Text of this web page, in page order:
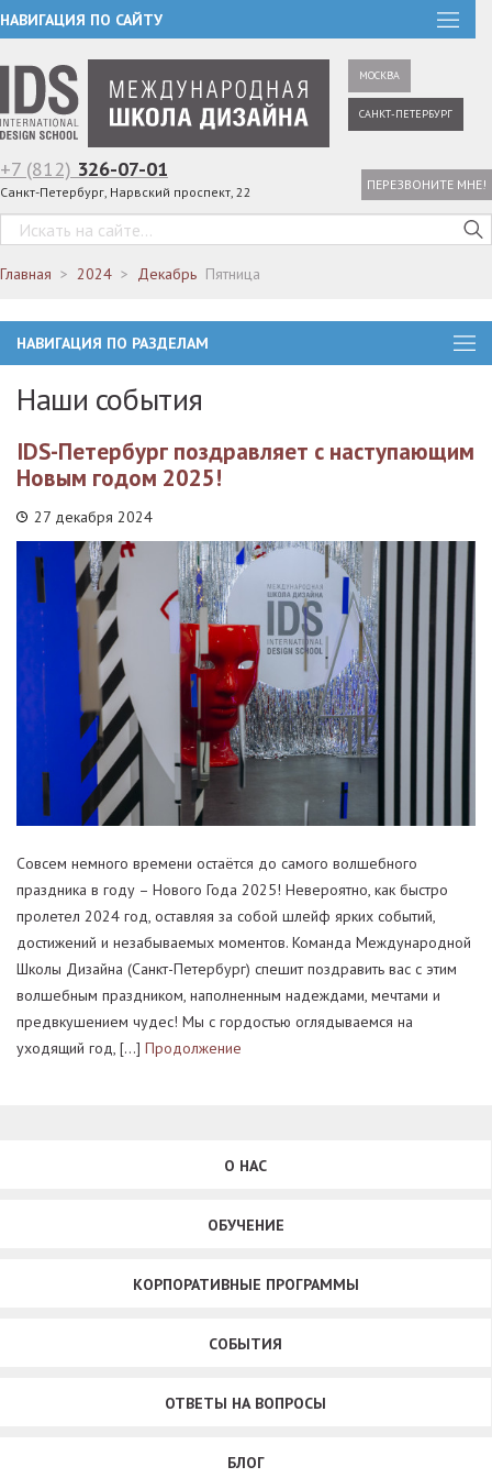
НАВИГАЦИЯ ПО САЙТУ
МОСКВА
САНКТ-ПЕТЕРБУРГ
+7 (812) 326-07-01
Санкт-Петербург, Нарвский проспект, 22 ПЕРЕЗВОНИТЕ МНЕ!
Главная 2024 Декабрь Пятница
НАВИГАЦИЯ ПО РАЗДЕЛАМ
Наши события
IDS-Петербург поздравляет с наступающим
Новым годом 2025!
27 декабря 2024
Совсем немного времени остаётся до самого волшебного
праздника в году – Нового Года 2025! Невероятно, как быстро
пролетел 2024 год, оставляя за собой шлейф ярких событий,
достижений и незабываемых моментов. Команда Международной
Школы Дизайна (Санкт-Петербург) спешит поздравить вас с этим
волшебным праздником, наполненным надеждами, мечтами и
предвкушением чудес! Мы с гордостью оглядываемся на
уходящий год, […] Продолжение
О НАС
ОБУЧЕНИЕ
КОРПОРАТИВНЫЕ ПРОГРАММЫ
СОБЫТИЯ
ОТВЕТЫ НА ВОПРОСЫ
БЛОГ